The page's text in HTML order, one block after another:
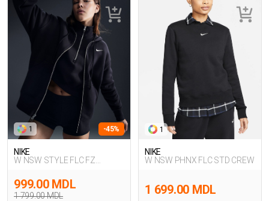
1 -45%
NIKE
W NSW STYLE FLC FZ
1 799.00 MDL
999.00 MDL
1
NIKE
W NSW PHNX FLC STD CREW
1 699.00 MDL